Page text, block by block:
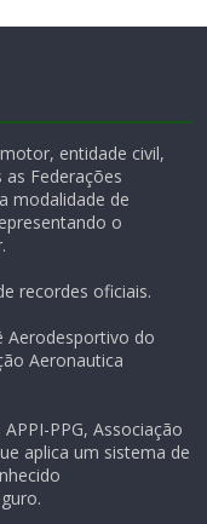
entidade civil,
Federações
modalidade de
o
recordes oficiais.
Aerodesportivo do
Aeronautica
PPG, Associação
aplica um sistema de